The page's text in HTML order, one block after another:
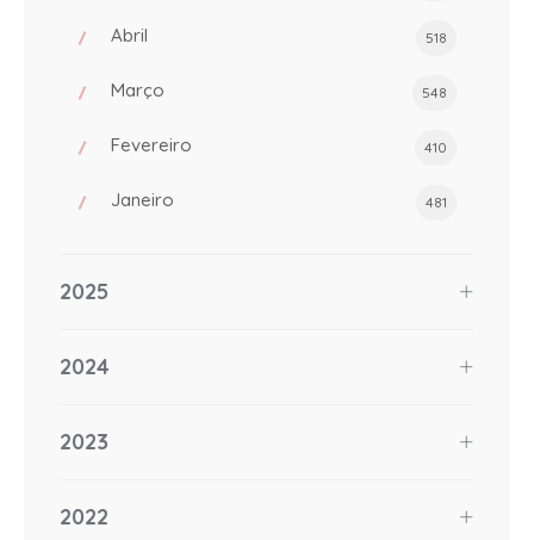
Abril 518
Março 548
Fevereiro 410
Janeiro 481
2025
2024
2023
2022